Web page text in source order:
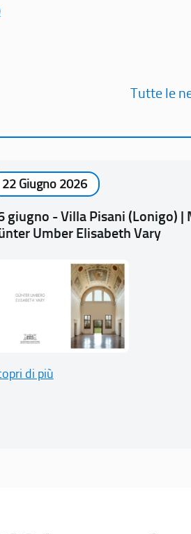
Tutte le
22 Giugno 2026
giugno - Villa Pisani (Lonigo) |
Umber Elisabeth Vary
di più